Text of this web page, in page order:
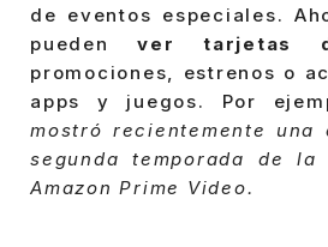
de eventos especiales.
puedenver tarjetas
promociones, estrenos o
apps y juegos. Por
mostró recientemente una
segunda temporada de
Amazon Prime Video.